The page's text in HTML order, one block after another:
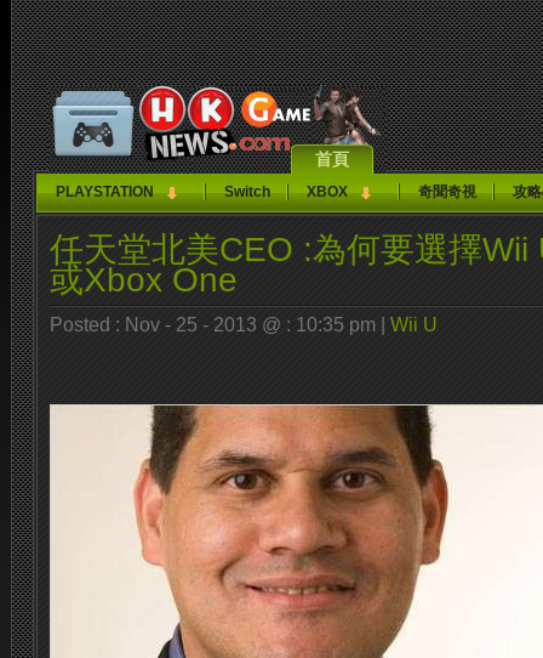
首頁
PLAYSTATION Switch XBOX 奇聞奇視 攻
任天堂北美CEO :為何要選擇Wii
或Xbox One
Posted : Nov - 25 - 2013 @ : 10:35 pm | Wii U